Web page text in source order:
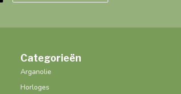
Categorieën
Arganolie
Horloges